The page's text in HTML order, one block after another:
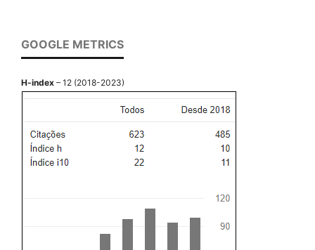
GOOGLE METRICS
H-index – 12 (2018-2023)